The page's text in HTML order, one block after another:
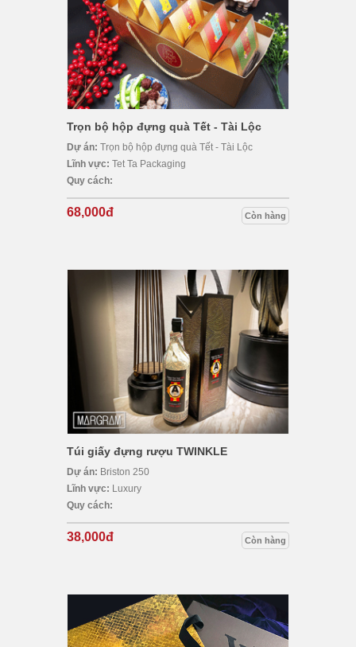
Trọn bộ hộp đựng quà Tết - Tài Lộc
Dự án: Trọn bộ hộp đựng quà Tết - Tài Lộc
Lĩnh vực: Tet Ta Packaging
Quy cách:
68,000đ Còn hàng
Túi giấy đựng rượu TWINKLE
Dự án: Briston 250
Lĩnh vực: Luxury
Quy cách:
38,000đ Còn hàng